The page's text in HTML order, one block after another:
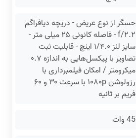
حسگر از نوع عریض - دریچه دیافراگم
f/۲.۲ - فاصله کانونی ۲۵ میلی متر -
سایز لنز ۱/۴.۰ اینچ - قابلیت ثبت
تصاویر با پیکسل‌هایی به اندازه ۰.۷
میکرومتر / امکان فیلمبرداری با
رزولوشن ۱۰۸۰p با سرعت ۳۰ و ۶۰
فریم بر ثانیه
45 وات